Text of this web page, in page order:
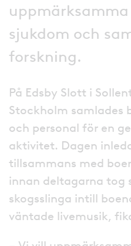
uppmärksamma
sjukdom och
forskning.
På Edsby Slott i
Stockholm samlades
och personal för en
aktivitet. Dagen
tillsammans med
innan deltagarna tog
skogsslinga intill
väntade livemusik,